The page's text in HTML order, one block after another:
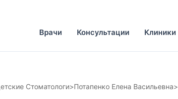
Врачи Консультации Клиники
Стоматологи>Потапенко Елена Васильевна>